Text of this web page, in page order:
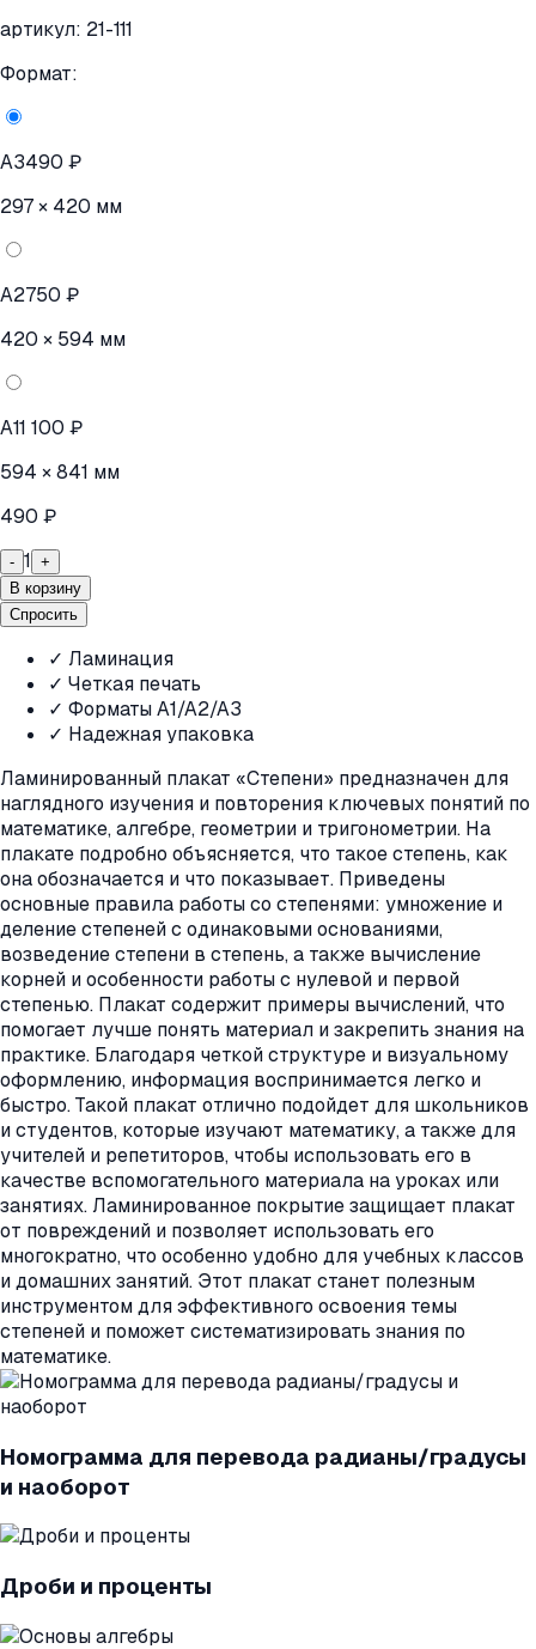
артикул: 21-111
Формат:
A3490 ₽
297 × 420 мм
A2750 ₽
420 × 594 мм
A11 100 ₽
594 × 841 мм
490 ₽
- 1 +
В корзину
Спросить
✓ Ламинация
✓ Четкая печать
✓ Форматы A1/A2/A3
✓ Надежная упаковка
Ламинированный плакат «Степени» предназначен для
наглядного изучения и повторения ключевых понятий по
математике, алгебре, геометрии и тригонометрии. На
плакате подробно объясняется, что такое степень, как
она обозначается и что показывает. Приведены
основные правила работы со степенями: умножение и
деление степеней с одинаковыми основаниями,
возведение степени в степень, а также вычисление
корней и особенности работы с нулевой и первой
степенью. Плакат содержит примеры вычислений, что
помогает лучше понять материал и закрепить знания на
практике. Благодаря четкой структуре и визуальному
оформлению, информация воспринимается легко и
быстро. Такой плакат отлично подойдет для школьников
и студентов, которые изучают математику, а также для
учителей и репетиторов, чтобы использовать его в
качестве вспомогательного материала на уроках или
занятиях. Ламинированное покрытие защищает плакат
от повреждений и позволяет использовать его
многократно, что особенно удобно для учебных классов
и домашних занятий. Этот плакат станет полезным
инструментом для эффективного освоения темы
степеней и поможет систематизировать знания по
математике.
Номограмма для перевода радианы/градусы
и наоборот
Дроби и проценты